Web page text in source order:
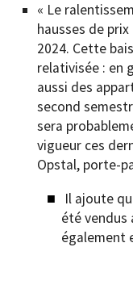
« Le
hausses de
2024. Cette
relativisée : en
aussi des
second
sera
vigueur ces
Opstal, porte-
Il ajoute
été vendus
également